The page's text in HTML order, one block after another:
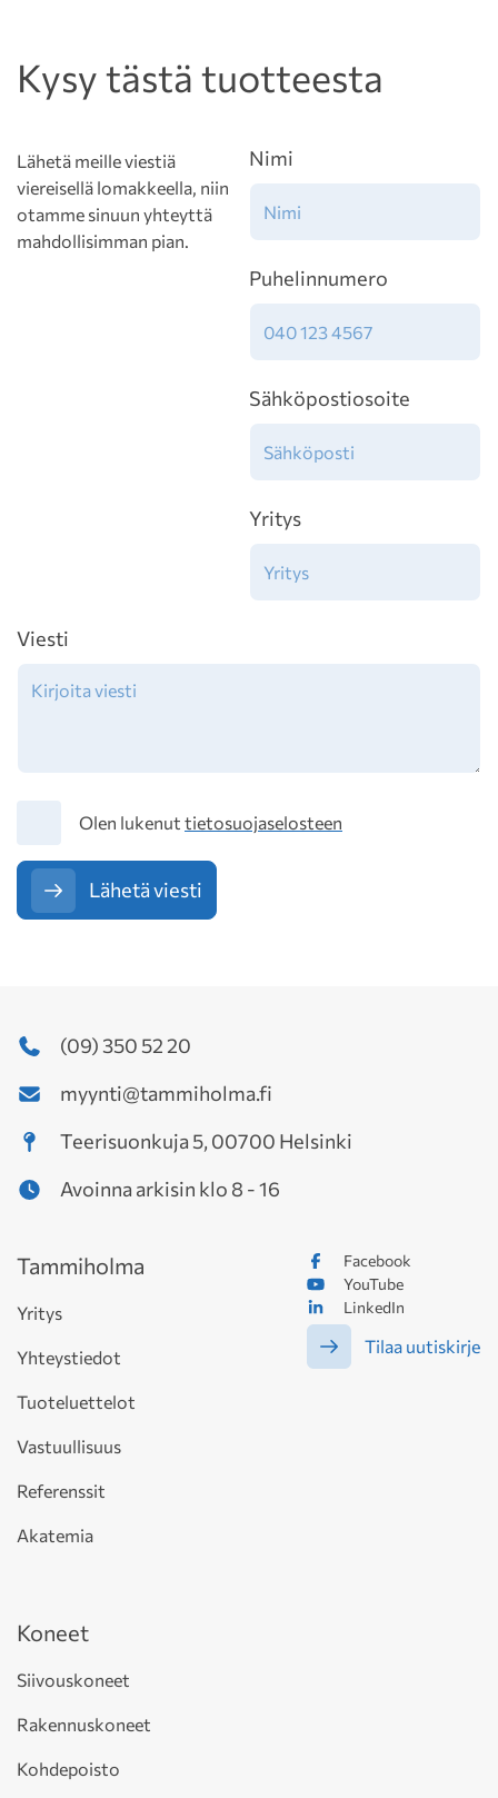
Kysy tästä tuotteesta
Lähetä meille viestiä
viereisellä lomakkeella, niin
otamme sinuun yhteyttä
mahdollisimman pian.
Nimi
Puhelinnumero
Sähköpostiosoite
Yritys
Viesti
TietosuojaOlen lukenut tietosuojaselosteen
Lähetä viesti
(09) 350 52 20
myynti@tammiholma.fi
Teerisuonkuja 5, 00700 Helsinki
Avoinna arkisin klo 8 - 16
Facebook
YouTube
LinkedIn
Tilaa uutiskirje
Tammiholma
Yritys
Yhteystiedot
Tuoteluettelot
Vastuullisuus
Referenssit
Akatemia
Koneet
Siivouskoneet
Rakennuskoneet
Kohdepoisto